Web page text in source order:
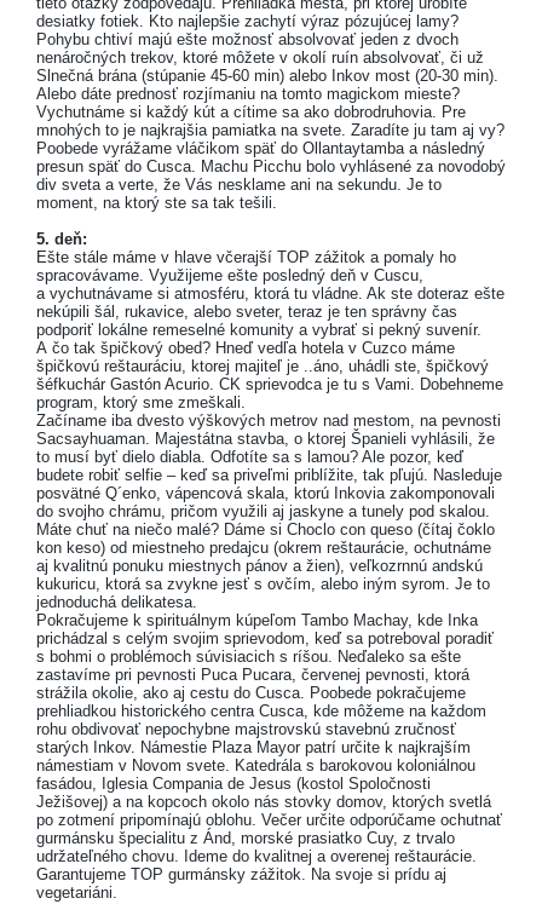
desiatky fotiek. Kto najlepšie zachytí výraz pózujúcej lamy?
Pohybu chtiví majú ešte možnosť absolvovať jeden z dvoch
nenáročných trekov, ktoré môžete v okolí ruín absolvovať, či už
Slnečná brána (stúpanie 45-60 min) alebo Inkov most (20-30 min).
Alebo dáte prednosť rozjímaniu na tomto magickom mieste?
Vychutnáme si každý kút a cítime sa ako dobrodruhovia. Pre
mnohých to je najkrajšia pamiatka na svete. Zaradíte ju tam aj vy?
Poobede vyrážame vláčikom späť do Ollantaytamba a následný
presun späť do Cusca. Machu Picchu bolo vyhlásené za novodobý
div sveta a verte, že Vás nesklame ani na sekundu. Je to
moment, na ktorý ste sa tak tešili.
5. deň:
Ešte stále máme v hlave včerajší TOP zážitok a pomaly ho
spracovávame. Využijeme ešte posledný deň v Cuscu,
a vychutnávame si atmosféru, ktorá tu vládne. Ak ste doteraz ešte
nekúpili šál, rukavice, alebo sveter, teraz je ten správny čas
podporiť lokálne remeselné komunity a vybrať si pekný suvenír.
A čo tak špičkový obed? Hneď vedľa hotela v Cuzco máme
špičkovú reštauráciu, ktorej majiteľ je ..áno, uhádli ste, špičkový
šéfkuchár Gastón Acurio. CK sprievodca je tu s Vami. Dobehneme
program, ktorý sme zmeškali.
Začíname iba dvesto výškových metrov nad mestom, na pevnosti
Sacsayhuaman. Majestátna stavba, o ktorej Španieli vyhlásili, že
to musí byť dielo diabla. Odfotíte sa s lamou? Ale pozor, keď
budete robiť selfie – keď sa priveľmi priblížite, tak pľujú. Nasleduje
posvätné Q´enko, vápencová skala, ktorú Inkovia zakomponovali
do svojho chrámu, pričom využili aj jaskyne a tunely pod skalou.
Máte chuť na niečo malé? Dáme si Choclo con queso (čítaj čoklo
kon keso) od miestneho predajcu (okrem reštaurácie, ochutnáme
aj kvalitnú ponuku miestnych pánov a žien), veľkozrnnú andskú
kukuricu, ktorá sa zvykne jesť s ovčím, alebo iným syrom. Je to
jednoduchá delikatesa.
Pokračujeme k spirituálnym kúpeľom Tambo Machay, kde Inka
prichádzal s celým svojim sprievodom, keď sa potreboval poradiť
s bohmi o problémoch súvisiacich s ríšou. Neďaleko sa ešte
zastavíme pri pevnosti Puca Pucara, červenej pevnosti, ktorá
strážila okolie, ako aj cestu do Cusca. Poobede pokračujeme
prehliadkou historického centra Cusca, kde môžeme na každom
rohu obdivovať nepochybne majstrovskú stavebnú zručnosť
starých Inkov. Námestie Plaza Mayor patrí určite k najkrajším
námestiam v Novom svete. Katedrála s barokovou koloniálnou
fasádou, Iglesia Compania de Jesus (kostol Spoločnosti
Ježišovej) a na kopcoch okolo nás stovky domov, ktorých svetlá
po zotmení pripomínajú oblohu. Večer určite odporúčame ochutnať
gurmánsku špecialitu z Ánd, morské prasiatko Cuy, z trvalo
udržateľného chovu. Ideme do kvalitnej a overenej reštaurácie.
Garantujeme TOP gurmánsky zážitok. Na svoje si prídu aj
vegetariáni.